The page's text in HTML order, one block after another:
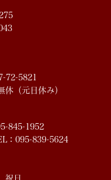
72-5821
（元日休み）
845-1952
：095-839-5624
祝日